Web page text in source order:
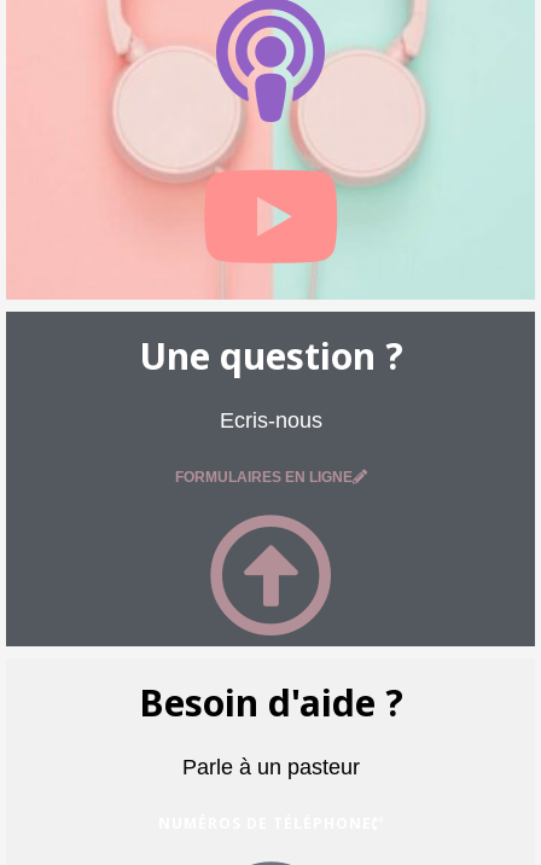
Une question ?
Ecris-nous
FORMULAIRES EN LIGNE
Besoin d'aide ?
Parle à un pasteur